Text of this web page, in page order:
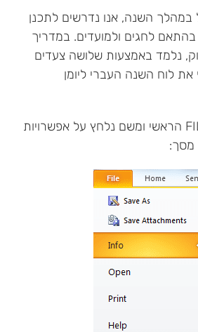
השנה, אנו נדרשים לתכנן
לחגים ולמועדים. במדריך
נלמד באמצעות שלושה צעדים
את לוח השנה העברי ליומן
נעבור ללשונית FILE הראשי ומשם נלחץ על אפשרויות